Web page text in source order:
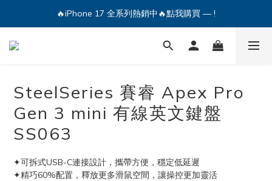
🔥iPhone 17 全系列熱銷中🔥點我購買 — !
💕加入Q哥 Line 新好友領優惠券！🎫
🔥iPhone 17 全系列熱銷中🔥點我購買 — !
SteelSeries 賽睿 Apex Pro
Gen 3 mini 有線英文鍵盤
SS063
✦可拆式USB-C連接設計，攜帶方便，穩定低延遲
✦精巧60%配置，釋放更多滑鼠空間，讓操控更加靈活